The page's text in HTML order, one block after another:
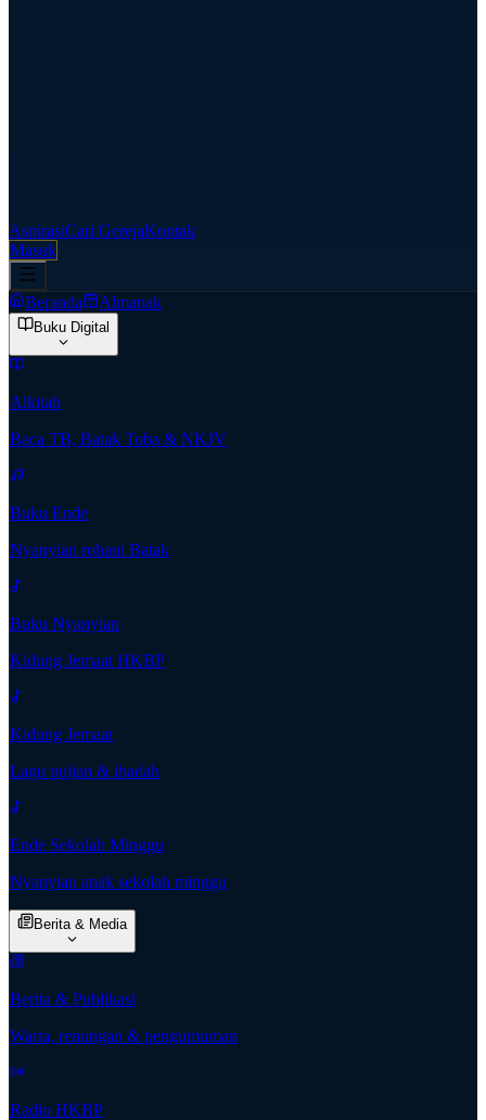
AspirasiCari GerejaKontak
Masuk
Beranda Almanak
Buku Digital
Alkitab
Baca TB, Batak Toba & NKJV
Buku Ende
Nyanyian rohani Batak
Buku Nyanyian
Kidung Jemaat HKBP
Kidung Jemaat
Lagu pujian & ibadah
Ende Sekolah Minggu
Nyanyian anak sekolah minggu
Berita & Media
Berita & Publikasi
Warta, renungan & pengumuman
Radio HKBP